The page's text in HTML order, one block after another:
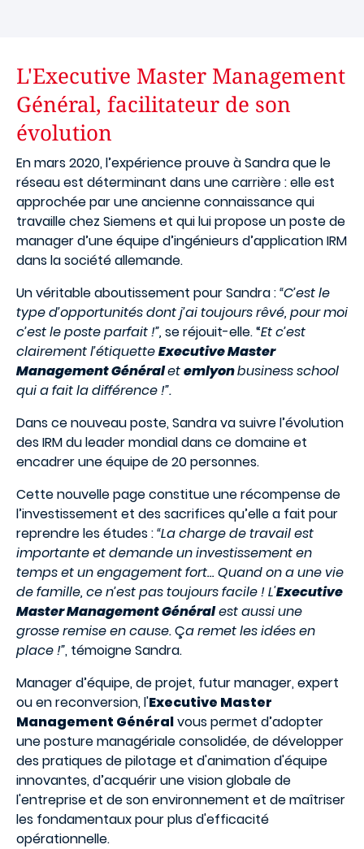
L'Executive Master Management
Général, facilitateur de son
évolution
En mars 2020, l’expérience prouve à Sandra que le
réseau est déterminant dans une carrière : elle est
approchée par une ancienne connaissance qui
travaille chez Siemens et qui lui propose un poste de
manager d’une équipe d’ingénieurs d’application IRM
dans la société allemande.
Un véritable aboutissement pour Sandra :“C’est le
type d’opportunités dont j’ai toujours rêvé, pour moi
c’est le poste parfait !”, se réjouit-elle. “Et c’est
clairement l’étiquetteExecutive Master
Management Généraletemlyonbusiness school
qui a fait la différence !”.
Dans ce nouveau poste, Sandra va suivre l’évolution
des IRM du leader mondial dans ce domaine et
encadrer une équipe de 20 personnes.
Cette nouvelle page constitue une récompense de
l’investissement et des sacrifices qu’elle a fait pour
reprendre les études :“La charge de travail est
importante et demande un investissement en
temps et un engagement fort… Quand on a une vie
de famille, ce n’est pas toujours facile ! L'Executive
Master Management Généralest aussi une
grosse remise en cause.Ça remet les idées en
place !”, témoigne Sandra.
Manager d’équipe, de projet, futur manager, expert
ou en reconversion, l'Executive Master
Management Généralvous permet d’adopter
une posture managériale consolidée, de développer
des pratiques de pilotage et d'animation d'équipe
innovantes, d’acquérir une vision globale de
l'entreprise et de son environnement et de maîtriser
les fondamentaux pour plus d'efficacité
opérationnelle.